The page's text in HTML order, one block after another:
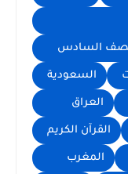
الصف السادس
السعودية
العراق
القرآن الكريم
المغرب